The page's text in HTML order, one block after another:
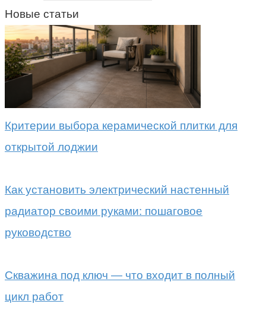
Новые статьи
Критерии выбора керамической плитки для
открытой лоджии
Как установить электрический настенный
радиатор своими руками: пошаговое
руководство
Скважина под ключ — что входит в полный
цикл работ